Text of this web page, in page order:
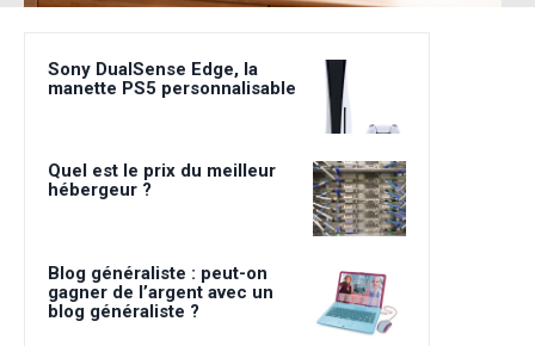
Sony DualSense Edge, la
manette PS5 personnalisable
Quel est le prix du meilleur
hébergeur ?
Blog généraliste : peut-on
gagner de l’argent avec un
blog généraliste ?